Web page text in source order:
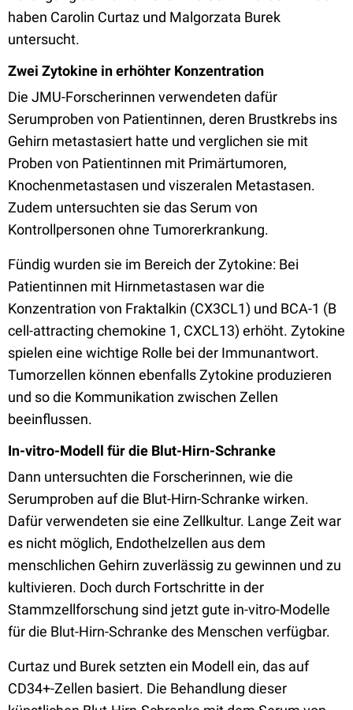
haben Carolin Curtaz und Malgorzata Burek
untersucht.
Zwei Zytokine in erhöhter Konzentration
Die JMU-Forscherinnen verwendeten dafür
Serumproben von Patientinnen, deren Brustkrebs ins
Gehirn metastasiert hatte und verglichen sie mit
Proben von Patientinnen mit Primärtumoren,
Knochenmetastasen und viszeralen Metastasen.
Zudem untersuchten sie das Serum von
Kontrollpersonen ohne Tumorerkrankung.
Fündig wurden sie im Bereich der Zytokine: Bei
Patientinnen mit Hirnmetastasen war die
Konzentration von Fraktalkin (CX3CL1) und BCA-1 (B
cell-attracting chemokine 1, CXCL13) erhöht. Zytokine
spielen eine wichtige Rolle bei der Immunantwort.
Tumorzellen können ebenfalls Zytokine produzieren
und so die Kommunikation zwischen Zellen
beeinflussen.
In-vitro-Modell für die Blut-Hirn-Schranke
Dann untersuchten die Forscherinnen, wie die
Serumproben auf die Blut-Hirn-Schranke wirken.
Dafür verwendeten sie eine Zellkultur. Lange Zeit war
es nicht möglich, Endothelzellen aus dem
menschlichen Gehirn zuverlässig zu gewinnen und zu
kultivieren. Doch durch Fortschritte in der
Stammzellforschung sind jetzt gute in-vitro-Modelle
für die Blut-Hirn-Schranke des Menschen verfügbar.
Curtaz und Burek setzten ein Modell ein, das auf
CD34+-Zellen basiert. Die Behandlung dieser